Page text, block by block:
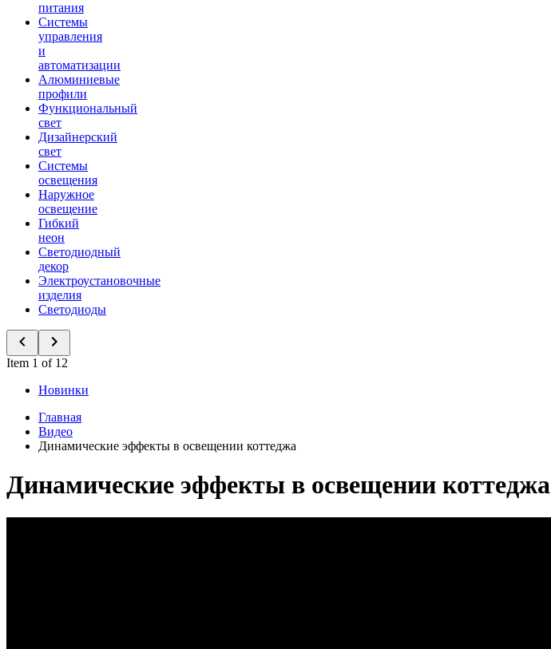
питания
Системы
управления
и
автоматизации
Алюминиевые
профили
Функциональный
свет
Дизайнерский
свет
Системы
освещения
Наружное
освещение
Гибкий
неон
Светодиодный
декор
Электроустановочные
изделия
Светодиоды
Item 1 of 12
Новинки
Главная
Видео
Динамические эффекты в освещении коттеджа
Динамические эффекты в освещении коттеджа